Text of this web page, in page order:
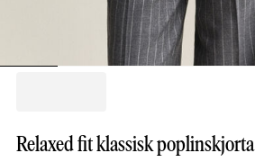
Relaxed fit klassisk poplinskjorta